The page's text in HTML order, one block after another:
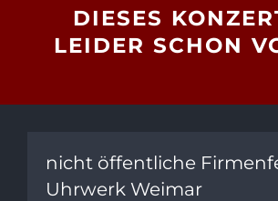
DIESES
LEIDER SCHON
nicht öffentliche
Uhrwerk Weimar